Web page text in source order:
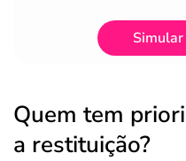
Quem tem
a restituição?